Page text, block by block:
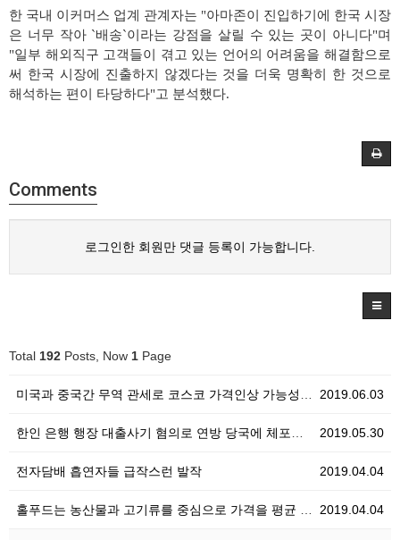
한 국내 이커머스 업계 관계자는 "아마존이 진입하기에 한국 시장
은 너무 작아`배송`이라는 강점을 살릴 수 있는 곳이 아니다"며
"일부 해외직구 고객들이 겪고 있는 언어의 어려움을 해결함으로
써 한국 시장에 진출하지 않겠다는 것을 더욱 명확히 한 것으로
해석하는 편이 타당하다"고 분석했다.
Comments
로그인한 회원만 댓글 등록이 가능합니다.
Total 192 Posts, Now 1 Page
2019.06.03
미국과 중국간 무역 관세로 코스코 가격인상 가능성 제기
2019.05.30
한인 은행 행장 대출사기 혐의로 연방 당국에 체포되는 …
2019.04.04
전자담배 흡연자들 급작스런 발작
2019.04.04
홀푸드는 농산물과 고기류를 중심으로 가격을 평균 20%…